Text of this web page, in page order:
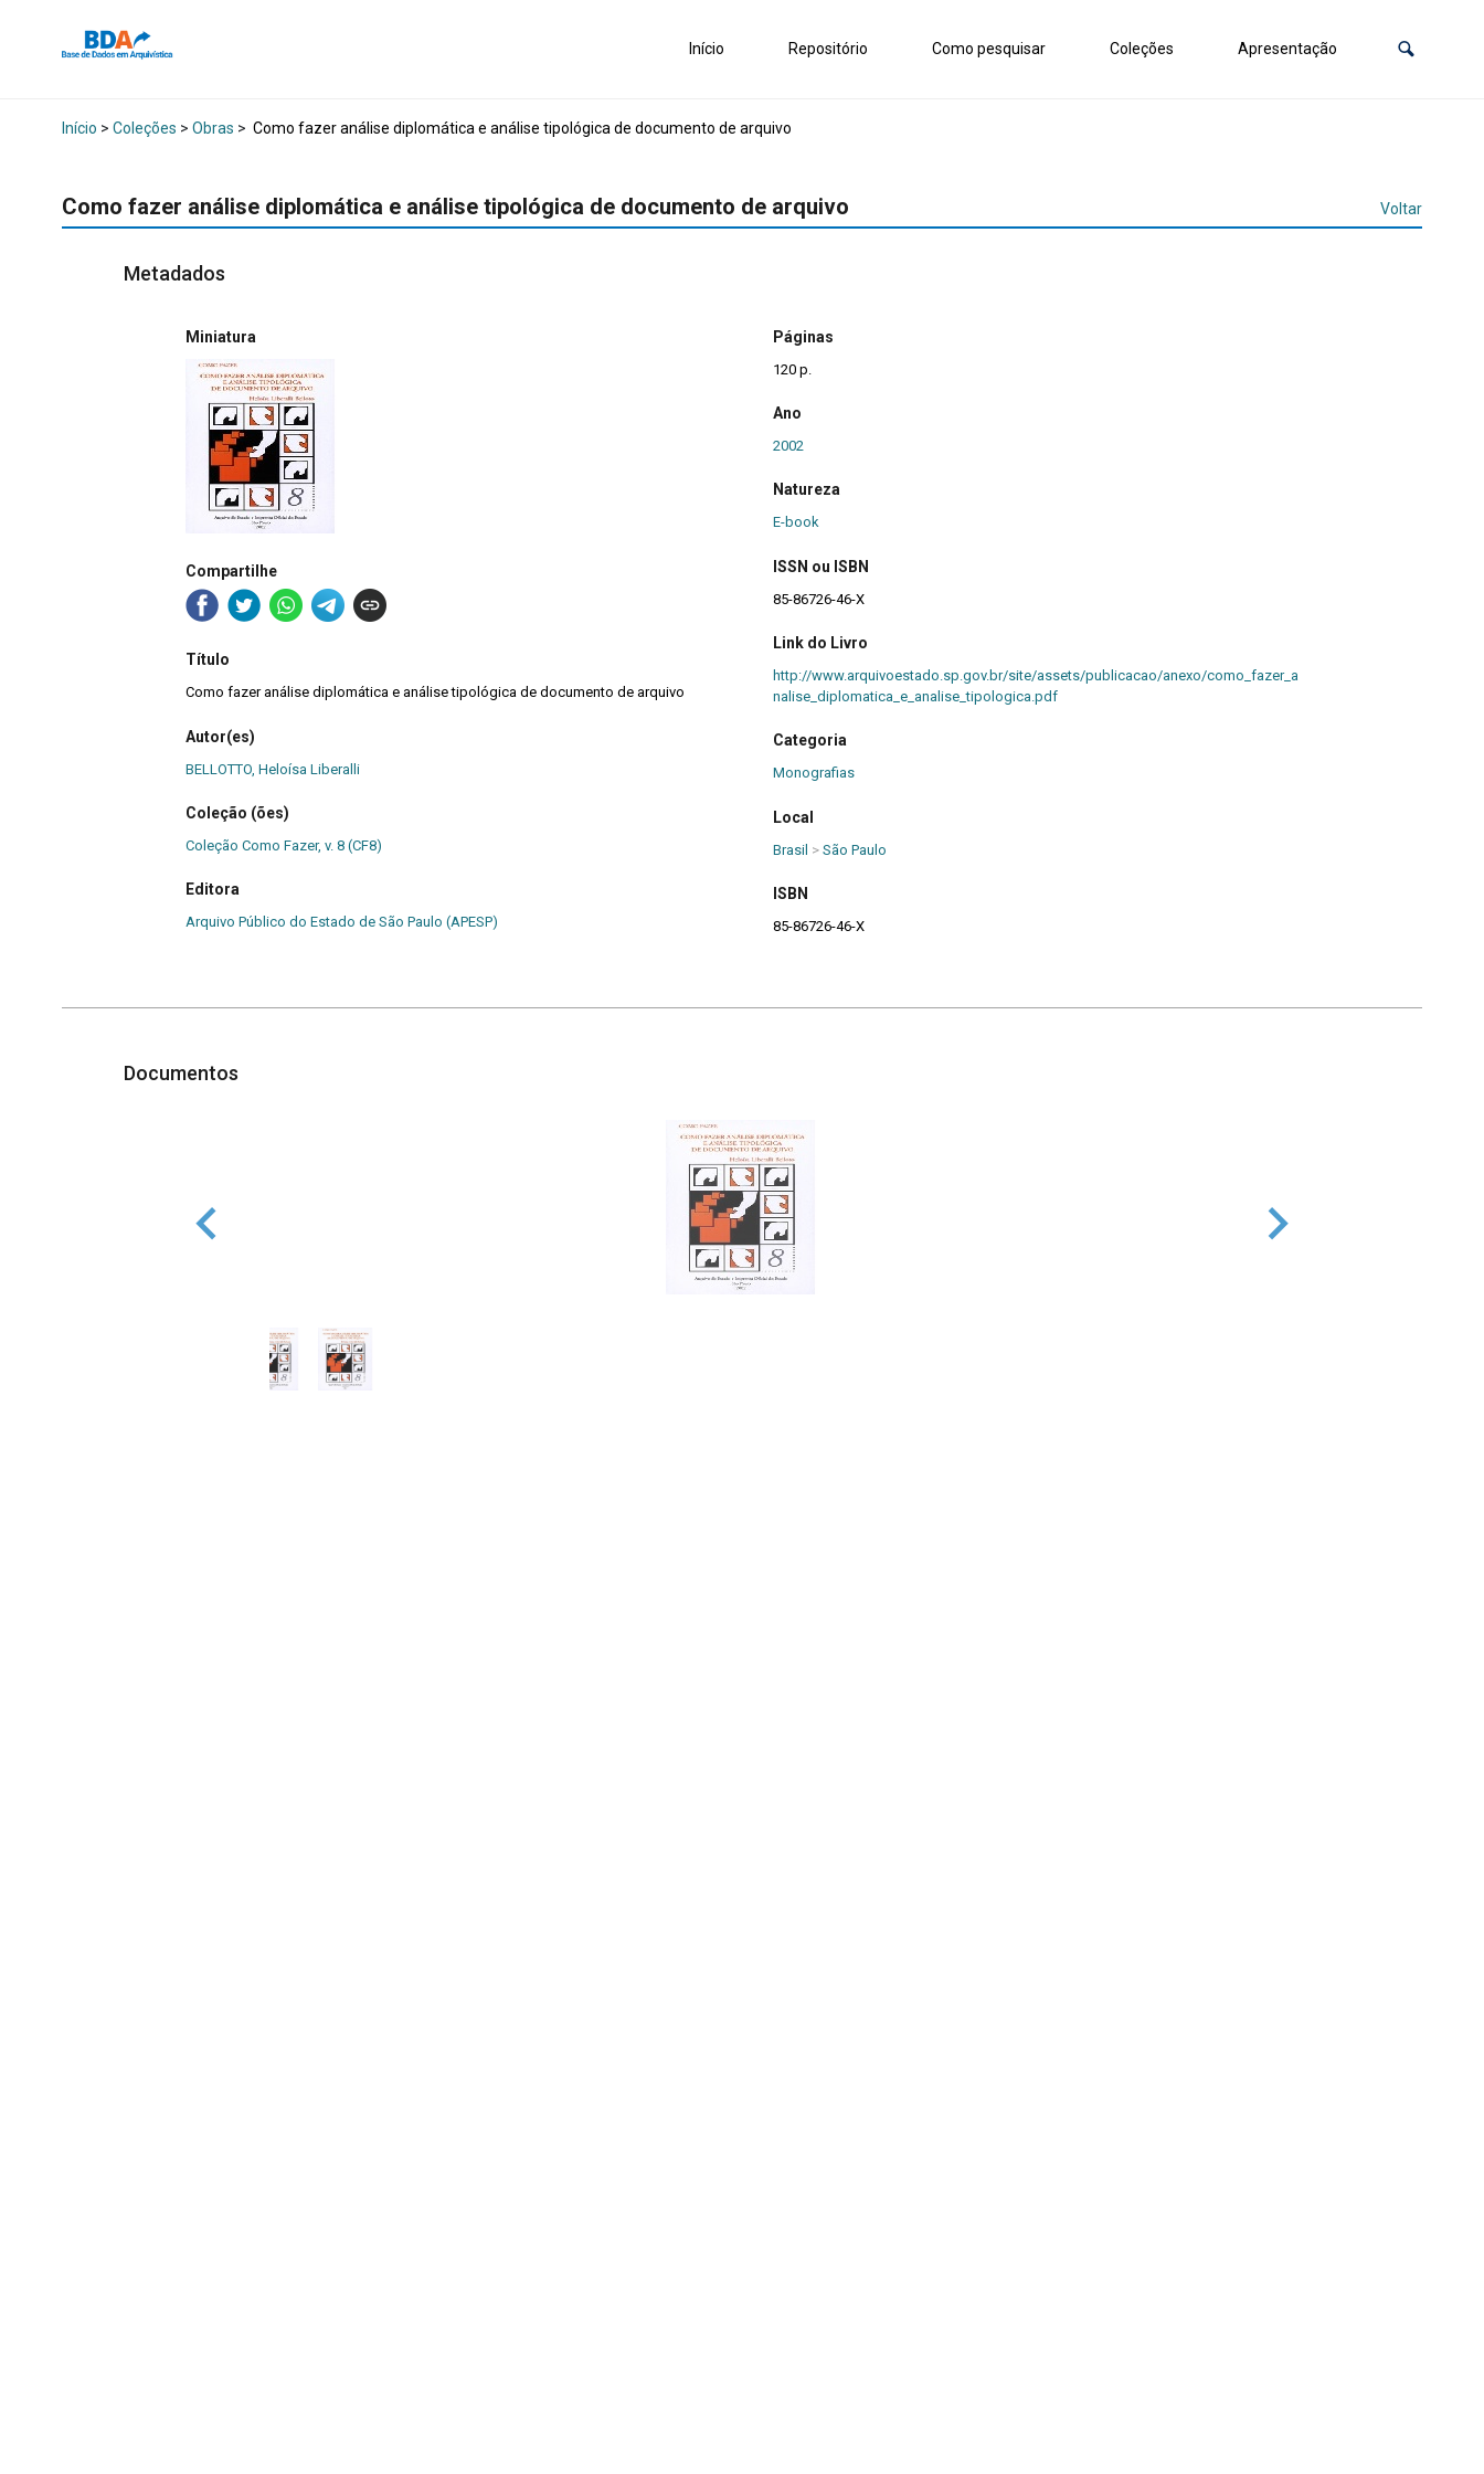
Início Repositório Como pesquisar Coleções Apresentação
Início > Coleções > Obras > Como fazer análise diplomática e análise tipológica de documento de arquivo
Como fazer análise diplomática e análise tipológica de documento de arquivo Voltar
Metadados
Miniatura
Compartilhe
Título
Como fazer análise diplomática e análise tipológica de documento de arquivo
Autor(es)
BELLOTTO, Heloísa Liberalli
Coleção (ões)
Coleção Como Fazer, v. 8 (CF8)
Editora
Arquivo Público do Estado de São Paulo (APESP)
Páginas
120 p.
Ano
2002
Natureza
E-book
ISSN ou ISBN
85-86726-46-X
Link do Livro
http://www.arquivoestado.sp.gov.br/site/assets/publicacao/anexo/como_fazer_a
nalise_diplomatica_e_analise_tipologica.pdf
Categoria
Monografias
Local
Brasil > São Paulo
ISBN
85-86726-46-X
Documentos